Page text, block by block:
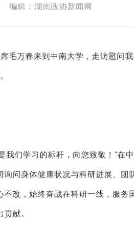
编辑：湖南政协新闻网
毛万春来到中南大学，走访慰问
我们学习的标杆，向您致敬！”在
询问身体健康状况与科研进展、
不改，始终奋战在科研一线，服务
献。